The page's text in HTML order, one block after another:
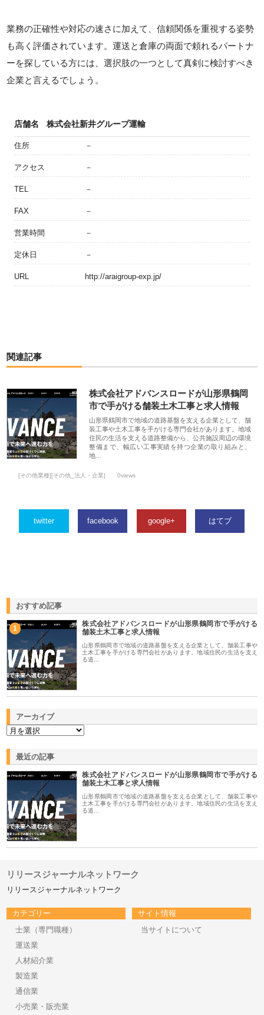
業務の正確性や対応の速さに加えて、信頼関係を重視する姿勢
も高く評価されています。運送と倉庫の両面で頼れるパートナ
ーを探している方には、選択肢の一つとして真剣に検討すべき
企業と言えるでしょう。
店舗名 株式会社新井グループ運輸
住所 －
アクセス －
TEL －
FAX －
営業時間 －
定休日 －
URL http://araigroup-exp.jp/
関連記事
株式会社アドバンスロードが山形県鶴岡
市で手がける舗装土木工事と求人情報
山形県鶴岡市で地域の道路基盤を支える企業として、舗
装工事や土木工事を手がける専門会社があります。地域
住民の生活を支える道路整備から、公共施設周辺の環境
整備まで、幅広い工事実績を持つ企業の取り組みと、
地…
[その他業種][その他_法人・企業] 0views
twitter facebook google+ はてブ
おすすめ記事
1
株式会社アドバンスロードが山形県鶴岡市で手がける
舗装土木工事と求人情報
山形県鶴岡市で地域の道路基盤を支える企業として、舗装工事や
土木工事を手がける専門会社があります。地域住民の生活を支え
る道…
アーカイブ
最近の記事
株式会社アドバンスロードが山形県鶴岡市で手がける
舗装土木工事と求人情報
山形県鶴岡市で地域の道路基盤を支える企業として、舗装工事や
土木工事を手がける専門会社があります。地域住民の生活を支え
る道…
リリースジャーナルネットワーク
リリースジャーナルネットワーク
カテゴリー
士業（専門職種）
運送業
人材紹介業
製造業
通信業
小売業・販売業
サイト情報
当サイトについて